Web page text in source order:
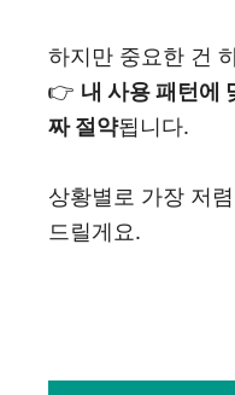
하지만 중요한 건
👉 내 사용 패턴에
짜 절약됩니다.
상황별로 가장 저
드릴게요.